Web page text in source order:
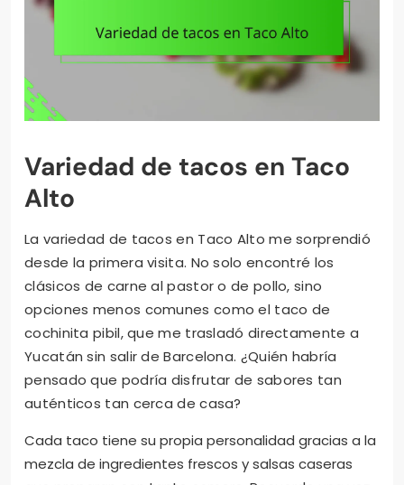
Variedad de tacos en Taco
Alto
La variedad de tacos en Taco Alto me sorprendió
desde la primera visita. No solo encontré los
clásicos de carne al pastor o de pollo, sino
opciones menos comunes como el taco de
cochinita pibil, que me trasladó directamente a
Yucatán sin salir de Barcelona. ¿Quién habría
pensado que podría disfrutar de sabores tan
auténticos tan cerca de casa?
Cada taco tiene su propia personalidad gracias a la
mezcla de ingredientes frescos y salsas caseras